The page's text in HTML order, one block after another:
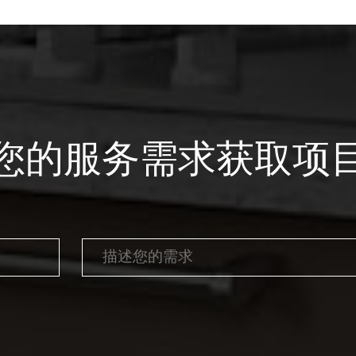
的服务需求获取项